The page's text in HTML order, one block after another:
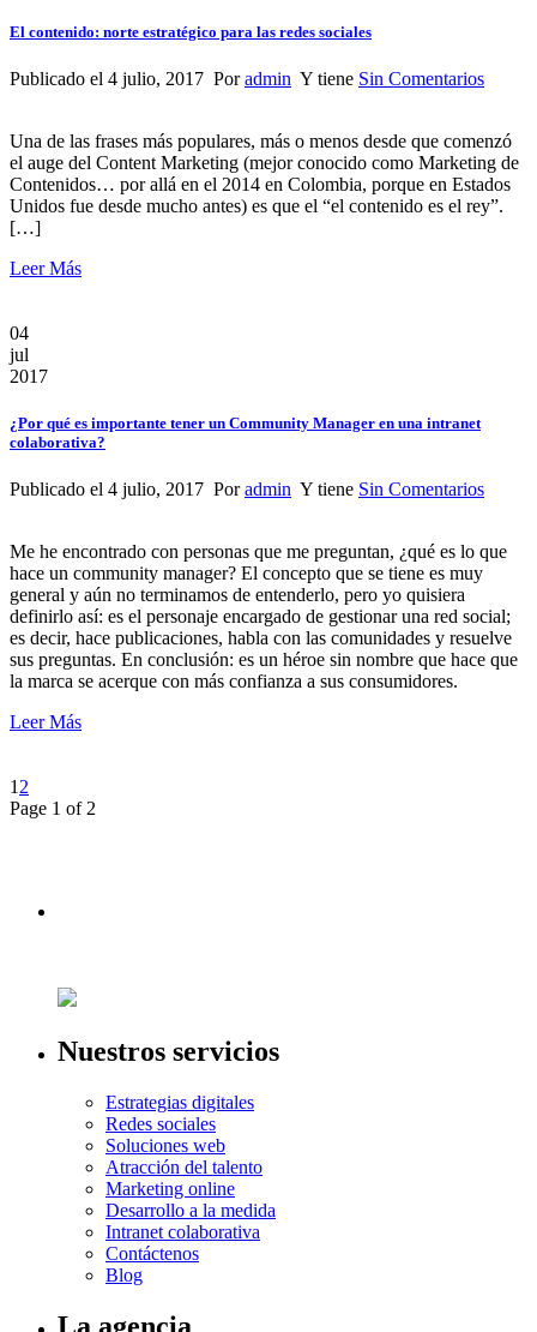
El contenido: norte estratégico para las redes sociales
Publicado el 4 julio, 2017 Poradmin Y tiene Sin Comentarios
Una de las frases más populares, más o menos desde que comenzó
el auge del Content Marketing (mejor conocido como Marketing de
Contenidos… por allá en el 2014 en Colombia, porque en Estados
Unidos fue desde mucho antes) es que el “el contenido es el rey”.
[…]
Leer Más
04
jul
2017
¿Por qué es importante tener un Community Manager en una intranet
colaborativa?
Publicado el 4 julio, 2017 Poradmin Y tiene Sin Comentarios
Me he encontrado con personas que me preguntan, ¿qué es lo que
hace un community manager? El concepto que se tiene es muy
general y aún no terminamos de entenderlo, pero yo quisiera
definirlo así: es el personaje encargado de gestionar una red social;
es decir, hace publicaciones, habla con las comunidades y resuelve
sus preguntas. En conclusión: es un héroe sin nombre que hace que
la marca se acerque con más confianza a sus consumidores.
Leer Más
1 2
Page 1 of 2
Nuestros servicios
Estrategias digitales
Redes sociales
Soluciones web
Atracción del talento
Marketing online
Desarrollo a la medida
Intranet colaborativa
Contáctenos
Blog